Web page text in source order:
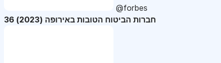
@forbes
36 חברות הביטוח הטובות באירופה (2023)